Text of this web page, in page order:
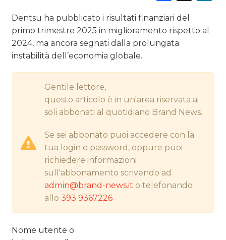
RADIO / AUDIO
RICERCHE
PREVISIONI/SCENARI
NORMATIVE
Dentsu ha pubblicato i risultati finanziari del
primo trimestre 2025 in miglioramento rispetto al
2024, ma ancora segnati dalla prolungata
instabilità dell’economia globale.
Gentile lettore,
questo articolo è in un'area riservata ai
soli abbonati al quotidiano Brand News.
Se sei abbonato puoi accedere con la
tua login e password, oppure puoi
richiedere informazioni
sull'abbonamento scrivendo ad
admin@brand-news.it o telefonando
allo393 9367226
Nome utente o